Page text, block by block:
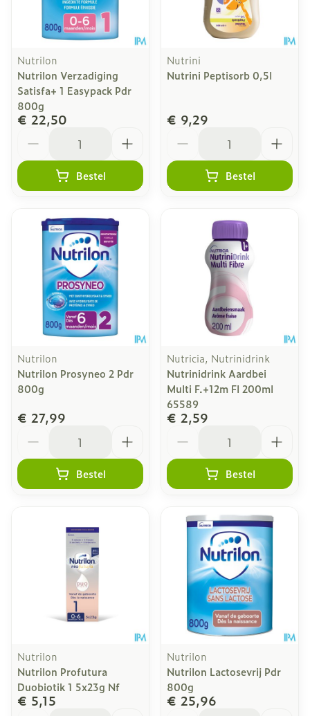
Nutrilon
Nutrilon Verzadiging
Satisfa+ 1 Easypack Pdr
800g
€ 22,50
Bestel
Nutrini
Nutrini Peptisorb 0,5l
€ 9,29
Bestel
Nutrilon
Nutrilon Prosyneo 2 Pdr
800g
€ 27,99
Bestel
Nutricia, Nutrinidrink
Nutrinidrink Aardbei
Multi F.+12m Fl 200ml
65589
€ 2,59
Bestel
Nutrilon
Nutrilon Profutura
Duobiotik 1 5x23g Nf
€ 5,15
Nutrilon
Nutrilon Lactosevrij Pdr
800g
€ 25,96